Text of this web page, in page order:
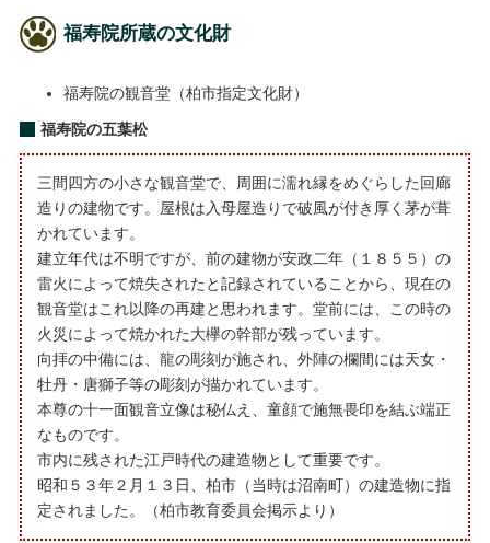
福寿院所蔵の文化財
福寿院の観音堂（柏市指定文化財）
福寿院の五葉松
三間四方の小さな観音堂で、周囲に濡れ縁をめぐらした回廊
造りの建物です。屋根は入母屋造りで破風が付き厚く茅が葺
かれています。
建立年代は不明ですが、前の建物が安政二年（１８５５）の
雷火によって焼失されたと記録されていることから、現在の
観音堂はこれ以降の再建と思われます。堂前には、この時の
火災によって焼かれた大欅の幹部が残っています。
向拝の中備には、龍の彫刻が施され、外陣の欄間には天女・
牡丹・唐獅子等の彫刻が描かれています。
本尊の十一面観音立像は秘仏え、童顔で施無畏印を結ぶ端正
なものです。
市内に残された江戸時代の建造物として重要です。
昭和５３年２月１３日、柏市（当時は沼南町）の建造物に指
定されました。（柏市教育委員会掲示より）